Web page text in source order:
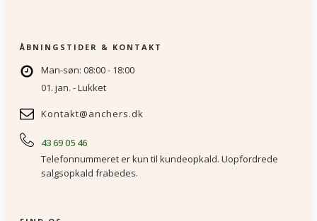
ÅBNINGSTIDER & KONTAKT
Man-søn: 08:00 - 18:00
01. jan. - Lukket
Kontakt@anchers.dk
43 69 05 46
Telefonnummeret er kun til kundeopkald. Uopfordrede
salgsopkald frabedes.